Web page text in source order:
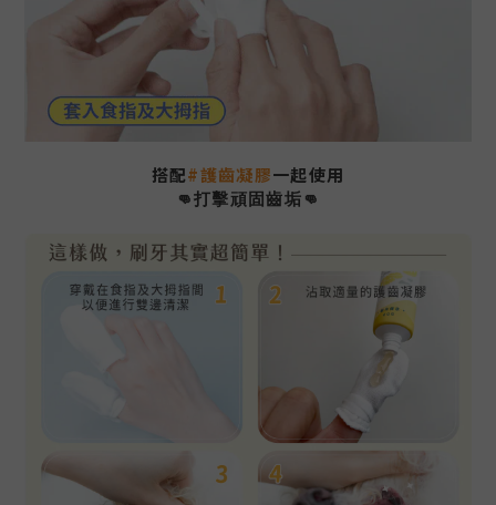
搭配#護齒凝膠一起使用
👊打擊頑固齒垢 👊